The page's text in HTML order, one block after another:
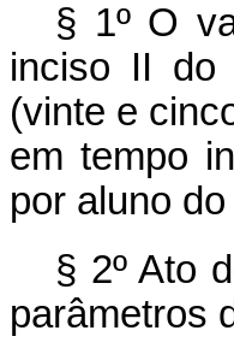
§ 1º O
inciso II do
(vinte e
em tempo
por aluno
§ 2º Ato
parâmetros